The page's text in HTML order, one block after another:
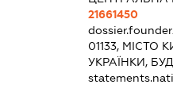
21661450
01133, МІСТО
УКРАЇНКИ,